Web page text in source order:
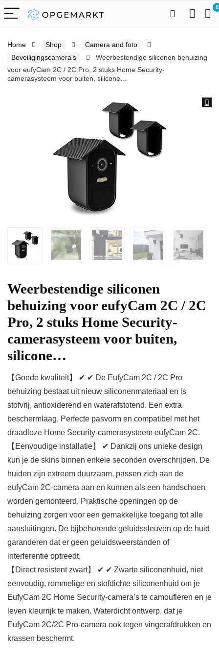
0
Home Shop
Camera and foto
Beveiligingscamera's
Weerbestendige siliconen behuizing
voor eufyCam 2C / 2C Pro, 2 stuks Home Security-
camerasysteem voor buiten, silicone…
Weerbestendige siliconen
behuizing voor eufyCam 2C / 2C
Pro, 2 stuks Home Security-
camerasysteem voor buiten,
silicone…
【Goede kwaliteit】 ✔ ✔ De EufyCam 2C / 2C Pro
behuizing bestaat uit nieuw siliconenmateriaal en is
stofvrij, antioxiderend en waterafstotend. Een extra
beschermlaag. Perfecte pasvorm en compatibel met het
draadloze Home Security-camerasysteem eufyCam 2C.
【Eenvoudige installatie】 ✔ Dankzij ons unieke design
kun je de skins binnen enkele seconden overschrijden. De
huiden zijn extreem duurzaam, passen zich aan de
eufyCam 2C-camera aan en kunnen als een handschoen
worden gemonteerd. Praktische openingen op de
behuizing zorgen voor een gemakkelijke toegang tot alle
aansluitingen. De bijbehorende geluidssleuven op de huid
garanderen dat er geen geluidsweerstanden of
interferentie optreedt.
【Direct resistent zwart】 ✔ ✔ Zwarte siliconenhuid, niet
eenvoudig, rommelige en stofdichte siliconenhuid om je
EufyCam 2C Home Security-camera’s te camoufleren en je
leven kleurrijk te maken. Waterdicht ontwerp, dat je
EufyCam 2C/2C Pro-camera ook tegen vingerafdrukken en
krassen beschermt.